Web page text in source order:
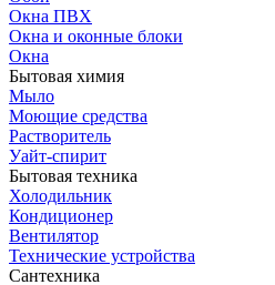
Окна ПВХ
Окна и оконные блоки
Окна
Бытовая химия
Мыло
Моющие средства
Растворитель
Уайт-спирит
Бытовая техника
Холодильник
Кондиционер
Вентилятор
Технические устройства
Сантехника